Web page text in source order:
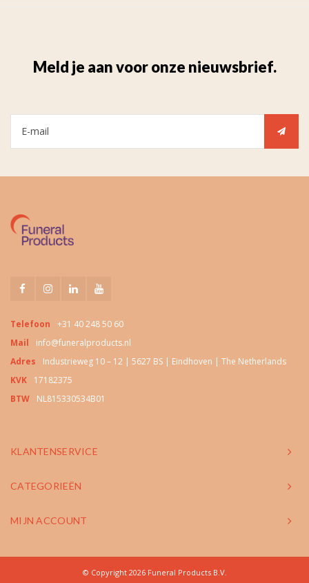
Meld je aan voor onze nieuwsbrief.
Telefoon
+31 40 248 50 60
Mail
info@funeralproducts.nl
Adres
Industrieweg 10 – 12 | 5627 BS | Eindhoven | The Netherlands
KVK
17182375
BTW
NL815330534B01
KLANTENSERVICE
CATEGORIEËN
MIJN ACCOUNT
© Copyright 2026 Funeral Products B.V.